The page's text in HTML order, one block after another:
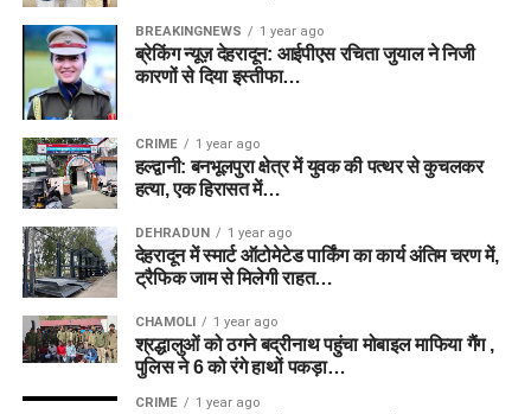
BREAKINGNEWS 1 year ago
ब्रेकिंग न्यूज़ देहरादून: आईपीएस रचिता जुयाल ने निजी
कारणों से दिया इस्तीफा…
CRIME 1 year ago
हल्द्वानी: बनभूलपुरा क्षेत्र में युवक की पत्थर से कुचलकर
हत्या, एक हिरासत में…
DEHRADUN 1 year ago
देहरादून में स्मार्ट ऑटोमेटेड पार्किंग का कार्य अंतिम चरण में,
ट्रैफिक जाम से मिलेगी राहत…
CHAMOLI 1 year ago
श्रद्धालुओं को ठगने बद्रीनाथ पहुंचा मोबाइल माफिया गैंग ,
पुलिस ने 6 को रंगे हाथों पकड़ा…
CRIME 1 year ago